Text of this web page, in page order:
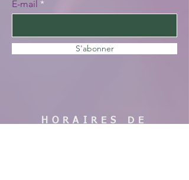
E-mail
S'abonner
HORAIRES DE